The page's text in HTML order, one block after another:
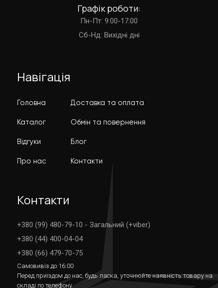
Графік роботи:
Пн-Пт: 9:00-17:00
Cб-Нд: Вихідні дні
Навігація
Головна
Каталог
Відгуки
Про нас
Доставка та оплата
Обмін та повернення
Блог
Контакти
Контакти
+380 (99) 480-79-10 - Загальний (+viber)
+380 (44) 400-04-04
+380 (66) 479-70-75
Самовивіз до 16:00
Перед приїздом до нас, будь ласка, уточнюйте наявність товару на
складі по телефону